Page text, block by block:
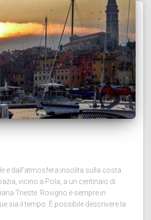
e dall'atmosfera insolita sulla costa
vicino a Pola, a un centinaio di
Trieste. Rovigno è sempre in
sia il tempo. È possibile descrivere la